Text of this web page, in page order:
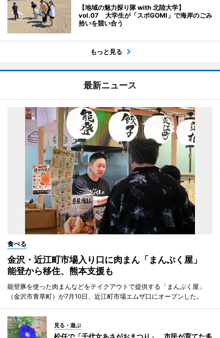
【地域の魅力探り隊 with 北陸大学】
vol.07 大学生が「スポGOMI」で海岸のごみ
拾いを競い合う
もっと見る
最新ニュース
食べる
金沢・近江町市場入り口に肉まん「まんぷく屋」
能登から移住、熊本支援も
能登豚を使った肉まんなどをテイクアウトで提供する「まんぷく屋」
（金沢市青草町）が7月10日、近江町市場エムザ口にオープンした。
見る・遊ぶ
松任で「千代女あさがおまつり」 市民が育てた多